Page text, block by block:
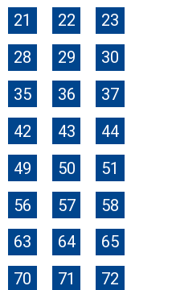
21 22
23
28 29
30
35 36
37
42 43
44
49 50
51
56 57
58
63 64
65
70 71
72